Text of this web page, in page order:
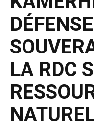
LA RDC